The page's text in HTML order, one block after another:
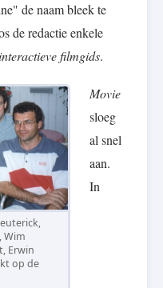
de naam bleek te
de redactie enkele
filmgids.
Wim
Erwin
op de
Movie
sloeg
al snel
aan.
In